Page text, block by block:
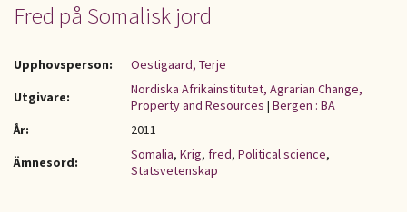
Fred på Somalisk jord
Upphovsperson:
Oestigaard, Terje
Utgivare:
Nordiska Afrikainstitutet, Agrarian Change,
Property and Resources | Bergen : BA
År:
2011
Ämnesord:
Somalia, Krig, fred, Political science,
Statsvetenskap